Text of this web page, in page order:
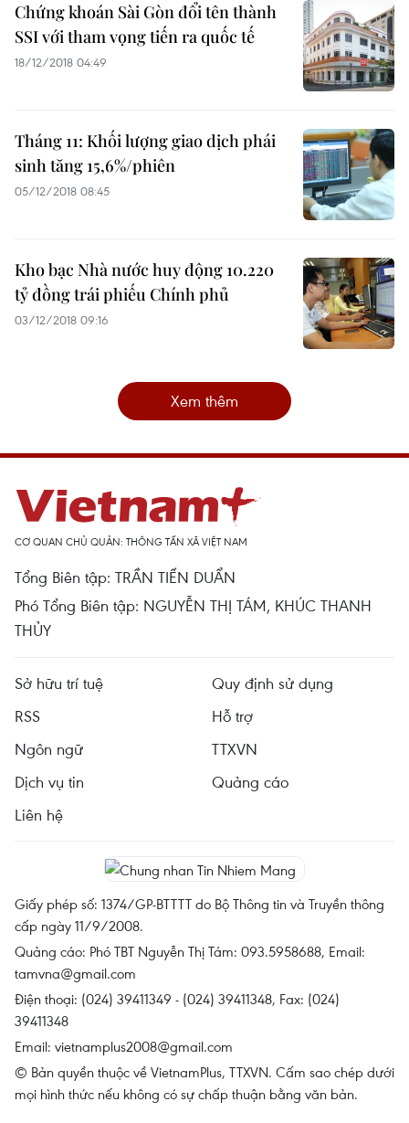
Chứng khoán Sài Gòn đổi tên thành
SSI với tham vọng tiến ra quốc tế
18/12/2018 04:49
Tháng 11: Khối lượng giao dịch phái
sinh tăng 15,6%/phiên
05/12/2018 08:45
Kho bạc Nhà nước huy động 10.220
tỷ đồng trái phiếu Chính phủ
03/12/2018 09:16
Xem thêm
CƠ QUAN CHỦ QUẢN: THÔNG TẤN XÃ VIỆT NAM
Tổng Biên tập: TRẦN TIẾN DUẨN
Phó Tổng Biên tập: NGUYỄN THỊ TÁM, KHÚC THANH
THỦY
Sở hữu trí tuệ
Quy định sử dụng
RSS
Hỗ trợ
Ngôn ngữ
TTXVN
Dịch vụ tin
Quảng cáo
Liên hệ
Giấy phép số: 1374/GP-BTTTT do Bộ Thông tin và Truyền thông
cấp ngày 11/9/2008.
Quảng cáo: Phó TBT Nguyễn Thị Tám: 093.5958688, Email:
tamvna@gmail.com
Điện thoại: (024) 39411349 - (024) 39411348, Fax: (024)
39411348
Email: vietnamplus2008@gmail.com
© Bản quyền thuộc về VietnamPlus, TTXVN. Cấm sao chép dưới
mọi hình thức nếu không có sự chấp thuận bằng văn bản.